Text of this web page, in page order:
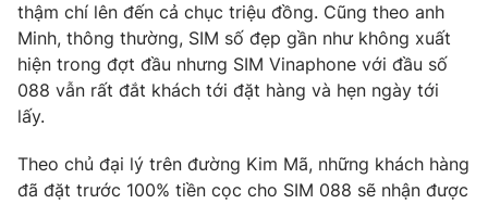
VTV Money VTV Thể thao
VTV Sức khoẻ Bất động sản
Thị trường 24h Tấm lòng Việt
thậm chí lên đến cả chục triệu đồng. Cũng theo anh
Minh, thông thường, SIM số đẹp gần như không xuất
hiện trong đợt đầu nhưng SIM Vinaphone với đầu số
088 vẫn rất đắt khách tới đặt hàng và hẹn ngày tới
lấy.
Theo chủ đại lý trên đường Kim Mã, những khách hàng
đã đặt trước 100% tiền cọc cho SIM 088 sẽ nhận được